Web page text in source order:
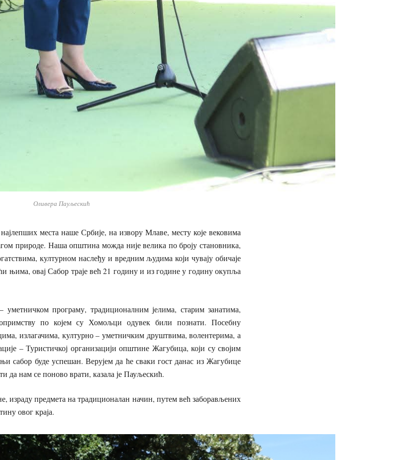
Оливера Пауљескић
места наше Србије, на извору Млаве, месту које вековима
природе. Наша општина можда није велика по броју становника,
културном наслеђу и вредним људима који чувају обичаје
њима, овај Сабор траје већ 21 годину и из године у годину окупља
уметничком програму, традиционалним јелима, старим занатима,
по којем су Хомољци одувек били познати. Посебну
излагачима, културно – уметничким друштвима, волентерима, а
– Туристичкој организацији општине Жагубица, који су својим
сабор буде успешан. Верујем да ће сваки гост данас из Жагубице
да нам се поново врати, казала је Пауљескић.
израду предмета на традиционалан начин, путем већ заборављених
овог краја.